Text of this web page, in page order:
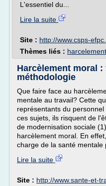
L'essentiel du...
Lire la suite
Site : http://www.csps-
Thèmes liés :
Harcèlement moral
méthodologie
Que faire face au
mentale au travail? Cette
représentants du
ces sujets, ils risquent de
de modernisation sociale
harcèlement moral. En
charge de la santé mentale
Lire la suite
Site : http://www.sante-et-